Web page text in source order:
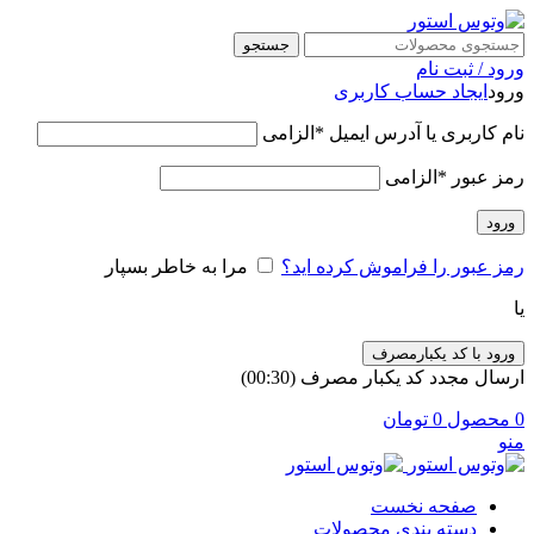
جستجو
ورود / ثبت نام
ورود ایجاد حساب کاربری
نام کاربری یا آدرس ایمیل * الزامی
رمز عبور * الزامی
ورود
رمز عبور را فراموش کرده اید؟ مرا به خاطر بسپار
یا
ورود با کد یکبارمصرف
ارسال مجدد کد یکبار مصرف (00:
30
)
0 محصول 0 تومان
منو
صفحه نخست
دسته بندی محصولات